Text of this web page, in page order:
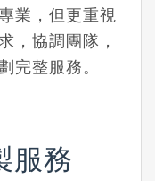
業，但更重視
，協調團隊，
完整服務。
服務